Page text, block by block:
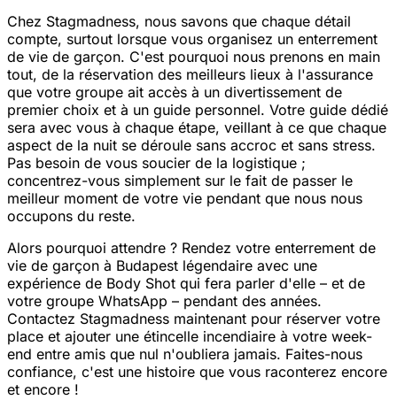
Chez Stagmadness, nous savons que chaque détail
compte, surtout lorsque vous organisez un enterrement
de vie de garçon. C'est pourquoi nous prenons en main
tout, de la réservation des meilleurs lieux à l'assurance
que votre groupe ait accès à un divertissement de
premier choix et à un guide personnel. Votre guide dédié
sera avec vous à chaque étape, veillant à ce que chaque
aspect de la nuit se déroule sans accroc et sans stress.
Pas besoin de vous soucier de la logistique ;
concentrez-vous simplement sur le fait de passer le
meilleur moment de votre vie pendant que nous nous
occupons du reste.
Alors pourquoi attendre ? Rendez votre enterrement de
vie de garçon à Budapest légendaire avec une
expérience de Body Shot qui fera parler d'elle – et de
votre groupe WhatsApp – pendant des années.
Contactez Stagmadness maintenant pour réserver votre
place et ajouter une étincelle incendiaire à votre week-
end entre amis que nul n'oubliera jamais. Faites-nous
confiance, c'est une histoire que vous raconterez encore
et encore !